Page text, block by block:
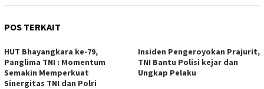
POS TERKAIT
HUT Bhayangkara ke-79,
Panglima TNI : Momentum
Semakin Memperkuat
Sinergitas TNI dan Polri
Insiden Pengeroyokan Prajurit,
TNI Bantu Polisi kejar dan
Ungkap Pelaku